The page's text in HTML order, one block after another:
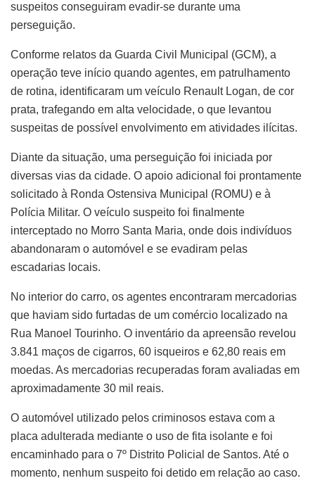
suspeitos conseguiram evadir-se durante uma
perseguição.
Conforme relatos da Guarda Civil Municipal (GCM), a
operação teve início quando agentes, em patrulhamento
de rotina, identificaram um veículo Renault Logan, de cor
prata, trafegando em alta velocidade, o que levantou
suspeitas de possível envolvimento em atividades ilícitas.
Diante da situação, uma perseguição foi iniciada por
diversas vias da cidade. O apoio adicional foi prontamente
solicitado à Ronda Ostensiva Municipal (ROMU) e à
Polícia Militar. O veículo suspeito foi finalmente
interceptado no Morro Santa Maria, onde dois indivíduos
abandonaram o automóvel e se evadiram pelas
escadarias locais.
No interior do carro, os agentes encontraram mercadorias
que haviam sido furtadas de um comércio localizado na
Rua Manoel Tourinho. O inventário da apreensão revelou
3.841 maços de cigarros, 60 isqueiros e 62,80 reais em
moedas. As mercadorias recuperadas foram avaliadas em
aproximadamente 30 mil reais.
O automóvel utilizado pelos criminosos estava com a
placa adulterada mediante o uso de fita isolante e foi
encaminhado para o 7º Distrito Policial de Santos. Até o
momento, nenhum suspeito foi detido em relação ao caso.